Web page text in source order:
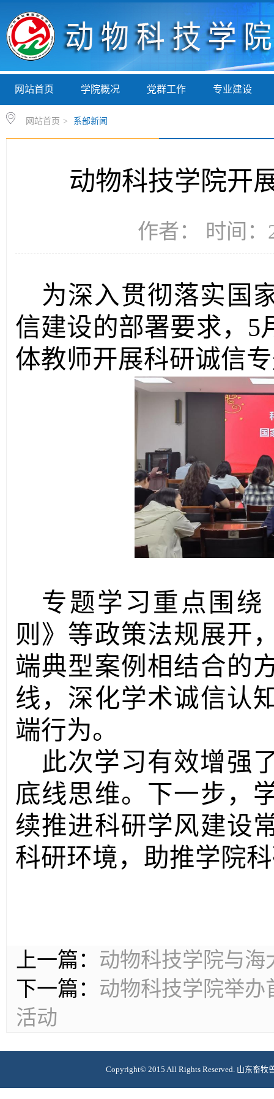
网站首页 学院概况 党群工作 专业建设
网站首页 > 系部新闻
动物科技学院开
作者： 时间：
为深入贯彻落实国
信建设的部署要求， 5
体教师开展科研诚信
专题学习重点围
则》等政策法规展开
端典型案例相结合的
线，深化学术诚信认
端行为。
此次学习有效增强
底线思维。下一步，
续推进科研学风建设
科研环境，助推学院
上一篇： 动物科技学院与
下一篇： 动物科技学院举
活动
Copyright© 2015 All Rights Reserved. 山东畜